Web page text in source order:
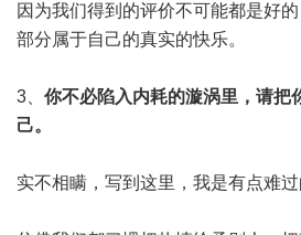
因为我们得到的评价不可能都是好
部分属于自己的真实的快乐。
3、 你不必陷入内耗的漩涡里，请把
己。
实不相瞒，写到这里，我是有点难过